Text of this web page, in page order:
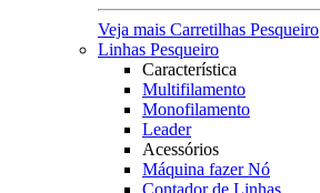
Veja mais Carretilhas Pesqueiro
Linhas Pesqueiro
Característica
Multifilamento
Monofilamento
Leader
Acessórios
Máquina fazer Nó
Contador de Linhas